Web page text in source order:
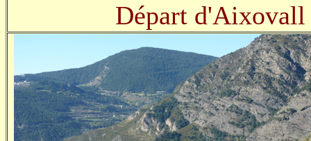
Départ d'Aixovall